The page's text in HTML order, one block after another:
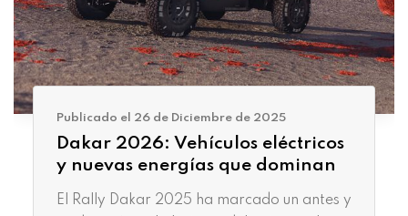
Publicado el 26 de Diciembre de 2025
Dakar 2026: Vehículos eléctricos
y nuevas energías que dominan
El Rally Dakar 2025 ha marcado un antes y